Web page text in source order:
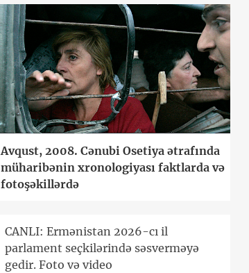
Avqust, 2008. Cənubi Osetiya ətrafında
müharibənin xronologiyası faktlarda və
fotoşəkillərdə
CANLI: Ermənistan 2026-cı il
parlament seçkilərində səsverməyə
gedir. Foto və video